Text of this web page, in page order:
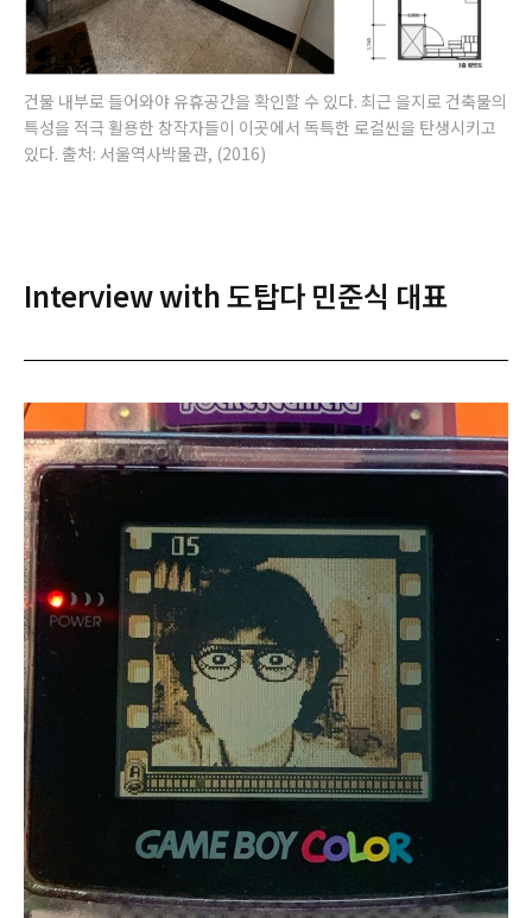
건물 내부로 들어와야 유휴공간을 확인할 수 있다. 최근 을지로 건축물의
특성을 적극 활용한 창작자들이 이곳에서 독특한 로컬씬을 탄생시키고
있다. 출처: 서울역사박물관, (2016)
Interview with 도탑다 민준식 대표